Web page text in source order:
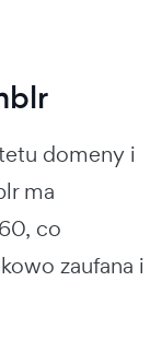
domeny i
ma
co
zaufana i